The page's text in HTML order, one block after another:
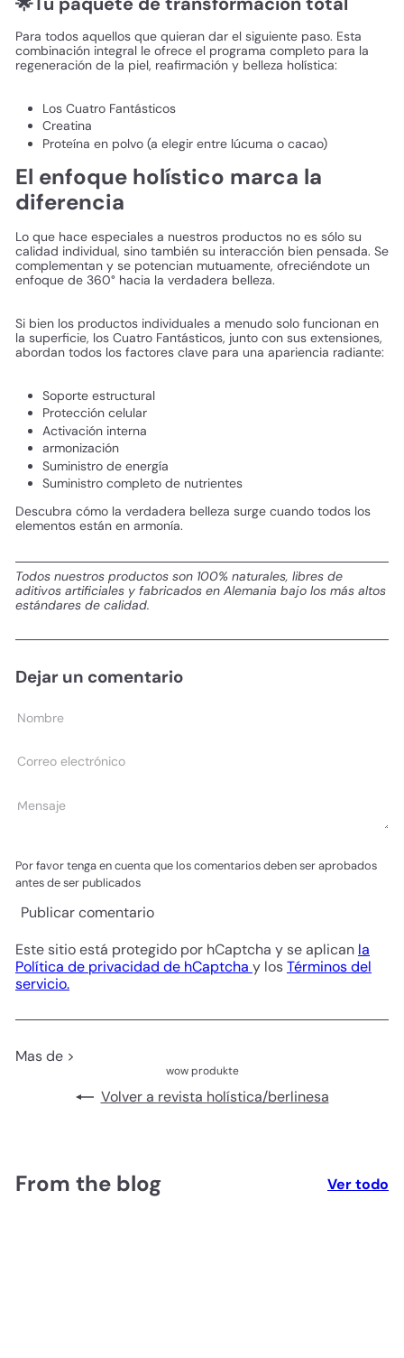
Para todos aquellos que quieran dar el siguiente paso. Esta
combinación integral le ofrece el programa completo para la
regeneración de la piel, reafirmación y belleza holística:
Los Cuatro Fantásticos
Creatina
Proteína en polvo (a elegir entre lúcuma o cacao)
El enfoque holístico marca la
diferencia
Lo que hace especiales a nuestros productos no es sólo su
calidad individual, sino también su interacción bien pensada. Se
complementan y se potencian mutuamente, ofreciéndote un
enfoque de 360° hacia la verdadera belleza.
Si bien los productos individuales a menudo solo funcionan en
la superficie, los Cuatro Fantásticos, junto con sus extensiones,
abordan todos los factores clave para una apariencia radiante:
Soporte estructural
Protección celular
Activación interna
armonización
Suministro de energía
Suministro completo de nutrientes
Descubra cómo la verdadera belleza surge cuando todos los
elementos están en armonía.
Todos nuestros productos son 100% naturales, libres de
aditivos artificiales y fabricados en Alemania bajo los más altos
estándares de calidad.
Dejar un comentario
Nombre
Correo
Mensaje
Por favor tenga en cuenta que los comentarios deben ser aprobados
antes de ser publicados
Publicar comentario
Este sitio está protegido por hCaptcha y se aplican la
Política de privacidad de hCaptcha y losTérminos del
servicio.
Mas de >
wow produkte
Volver a revista holística/berlinesa
From the blog Ver todo